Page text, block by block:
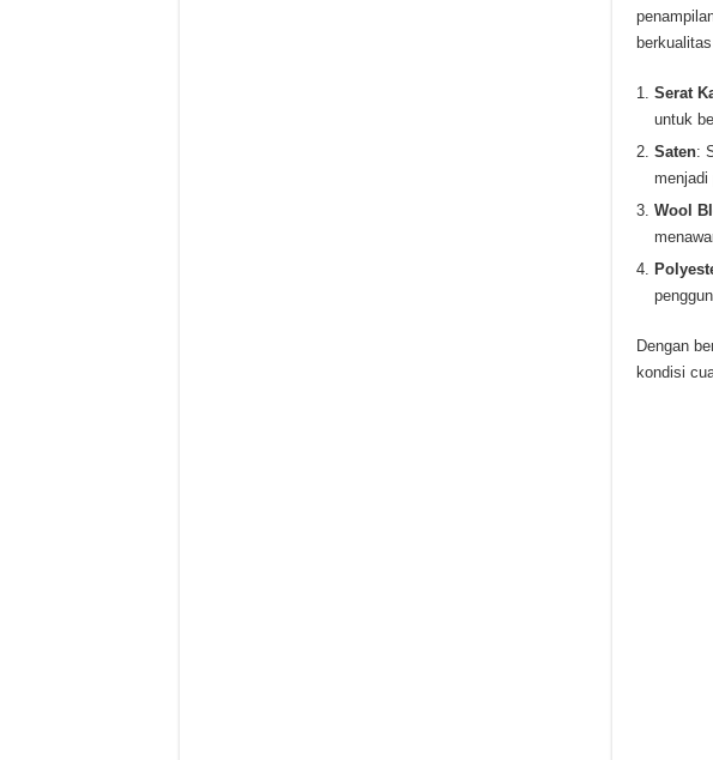
Serat
untuk
Saten:
menjadi
Wool
Dengan
kondisi